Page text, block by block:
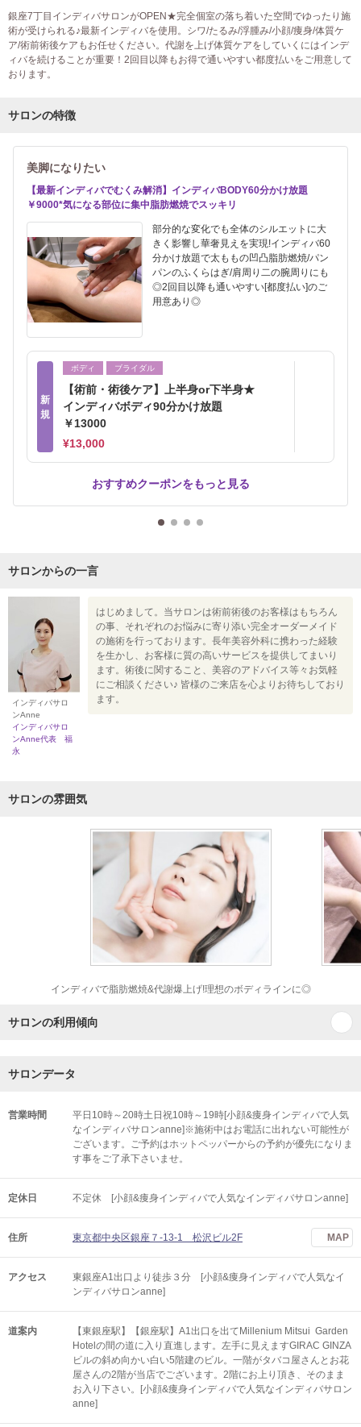
銀座7丁目インディバサロンがOPEN★完全個室の落ち着いた空間でゆったり施
術が受けられる♪最新インディバを使用。シワ/たるみ/浮腫み/小顔/痩身/体質ケ
ア/術前術後ケアもお任せください。代謝を上げ体質ケアをしていくにはインデ
ィバを続けることが重要！2回目以降もお得で通いやすい都度払いをご用意して
おります。
サロンの特徴
美脚になりたい
【最新インディバでむくみ解消】インディバBODY60分かけ放題
￥9000*気になる部位に集中脂肪燃焼でスッキリ
部分的な変化でも全体のシルエットに大
きく影響し華奢見えを実現!インディバ60
分かけ放題で太ももの凹凸脂肪燃焼/パン
パンのふくらはぎ/肩周り二の腕周りにも
◎2回目以降も通いやすい[都度払い]のご
用意あり◎
新
規
ボディ ブライダル
【術前・術後ケア】上半身or下半身★
インディバボディ90分かけ放題
￥13000
¥13,000
おすすめクーポンをもっと見る
サロンからの一言
インディバサロ
ンAnne
インディバサロ
ンAnne代表 福
永
はじめまして。当サロンは術前術後のお客様はもちろん
の事、それぞれのお悩みに寄り添い完全オーダーメイド
の施術を行っております。長年美容外科に携わった経験
を生かし、お客様に質の高いサービスを提供してまいり
ます。術後に関すること、美容のアドバイス等々お気軽
にご相談ください♪ 皆様のご来店を心よりお待ちしており
ます。
サロンの雰囲気
インディバで脂肪燃焼&代謝爆上げ!理想のボディラインに◎
サロンの利用傾向
サロンデータ
営業時間
平日10時～20時土日祝10時～19時[小顔&痩身インディバで人気
なインディバサロンanne]※施術中はお電話に出れない可能性が
ございます。ご予約はホットペッパーからの予約が優先になりま
す事をご了承下さいませ。
定休日 不定休 [小顔&痩身インディバで人気なインディバサロンanne]
住所 東京都中央区銀座７-13-1 松沢ビル2F MAP
アクセス
東銀座A1出口より徒歩３分 [小顔&痩身インディバで人気なイ
ンディバサロンanne]
道案内
【東銀座駅】【銀座駅】A1出口を出てMillenium Mitsui Garden
Hotelの間の道に入り直進します。左手に見えますGIRAC GINZA
ビルの斜め向かい白い5階建のビル。一階がタバコ屋さんとお花
屋さんの2階が当店でございます。2階にお上り頂き、そのまま
お入り下さい。[小顔&痩身インディバで人気なインディバサロン
anne]